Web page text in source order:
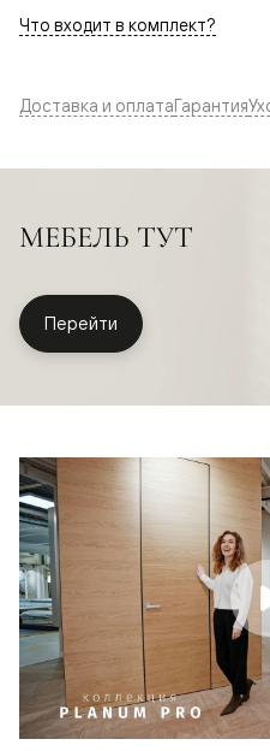
Что входит в комплект?
Доставка и оплатаГарантия
МЕБЕЛЬ ТУТ
Перейти